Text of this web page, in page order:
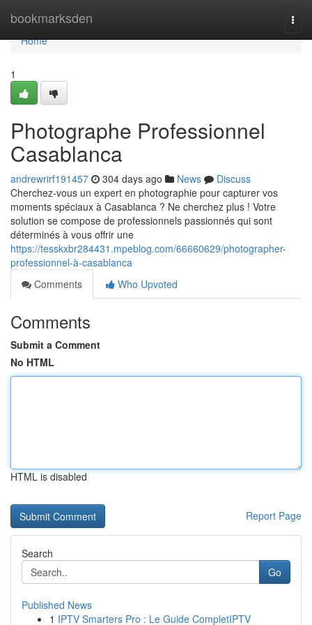
bookmarksden
Home
Home
1
Photographe Professionnel
Casablanca
andrewrirf191457 304 days ago News
Discuss
Cherchez-vous un expert en photographie pour capturer vos
moments spéciaux à Casablanca ? Ne cherchez plus ! Votre
solution se compose de professionnels passionnés qui sont
déterminés à vous offrir une
https://tesskxbr284431.mpeblog.com/66660629/photographer-
professionnel-à-casablanca
Comments
Who Upvoted
Comments
Submit a Comment
No HTML
HTML is disabled
Report Page
Search
Go
Published News
1 IPTV Smarters Pro : Le Guide CompletIPTV